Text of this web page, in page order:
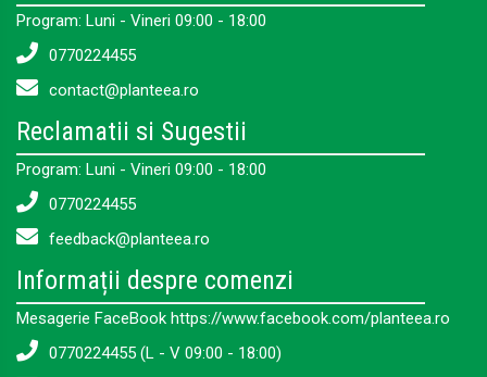
Program: Luni - Vineri 09:00 - 18:00
0770224455
contact@planteea.ro
Reclamatii si Sugestii
Program: Luni - Vineri 09:00 - 18:00
0770224455
feedback@planteea.ro
Informații despre comenzi
Mesagerie FaceBook https://www.facebook.com/planteea.ro
0770224455 (L - V 09:00 - 18:00)